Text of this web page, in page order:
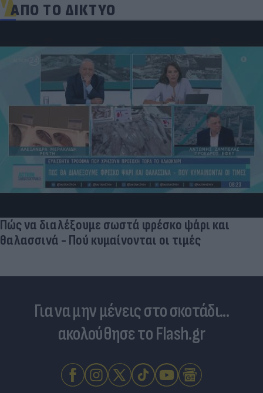
ΑΠΟ ΤΟ ΔΙΚΤΥΟ
Πώς να διαλέξουμε σωστά φρέσκο ψάρι και
θαλασσινά - Πού κυμαίνονται οι τιμές
Για να μην μένεις στο σκοτάδι...
ακολούθησε το Flash.gr